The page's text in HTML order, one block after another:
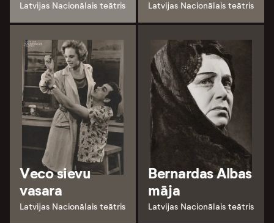
Latvijas Nacionālais teātris Latvijas Nacionālais teātris
Veco sievu
vasara
Latvijas Nacionālais teātris
Bernardas Albas
māja
Latvijas Nacionālais teātris